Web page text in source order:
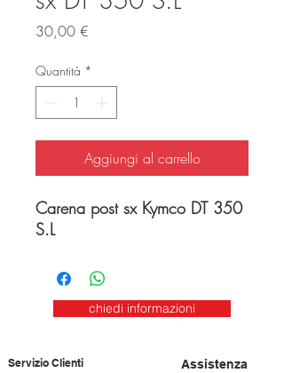
30,00 €
Quantità *
Aggiungi al carrello
Carena post sx Kymco DT 350
S.L
chiedi informazioni
Servizio Clienti
Assistenza